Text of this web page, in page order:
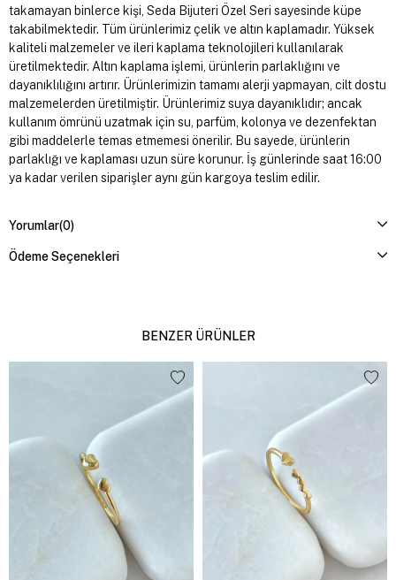
takamayan binlerce kişi, Seda Bijuteri Özel Seri sayesinde küpe
takabilmektedir. Tüm ürünlerimiz çelik ve altın kaplamadır. Yüksek
kaliteli malzemeler ve ileri kaplama teknolojileri kullanılarak
üretilmektedir. Altın kaplama işlemi, ürünlerin parlaklığını ve
dayanıklılığını artırır. Ürünlerimizin tamamı alerji yapmayan, cilt dostu
malzemelerden üretilmiştir. Ürünlerimiz suya dayanıklıdır; ancak
kullanım ömrünü uzatmak için su, parfüm, kolonya ve dezenfektan
gibi maddelerle temas etmemesi önerilir. Bu sayede, ürünlerin
parlaklığı ve kaplaması uzun süre korunur. İş günlerinde saat 16:00
ya kadar verilen siparişler aynı gün kargoya teslim edilir.
Yorumlar(0)
Ödeme Seçenekleri
BENZER ÜRÜNLER